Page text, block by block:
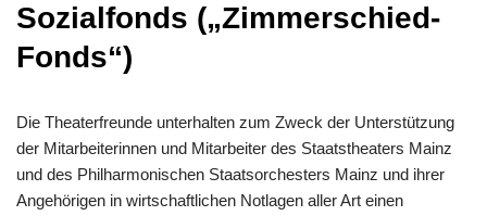
Sozialfonds („Zimmerschied-
Fonds“)
Die Theaterfreunde unterhalten zum Zweck der Unterstützung
der Mitarbeiterinnen und Mitarbeiter des Staatstheaters Mainz
und des Philharmonischen Staatsorchesters Mainz und ihrer
Angehörigen in wirtschaftlichen Notlagen aller Art einen